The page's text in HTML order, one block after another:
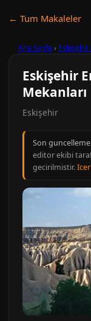
← Tum Makaleler
Ana Sayfa › Eskişehir
Eskişehir
Mekanları
Eskişehir
Son
editor ekibi
gecirilmistir.